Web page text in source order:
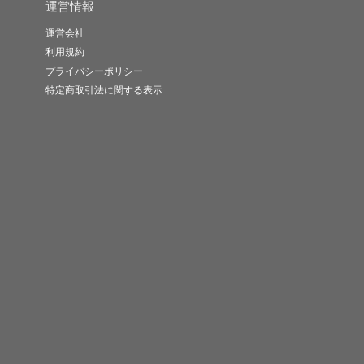
運営情報
運営会社
利用規約
プライバシーポリシー
特定商取引法に関する表示